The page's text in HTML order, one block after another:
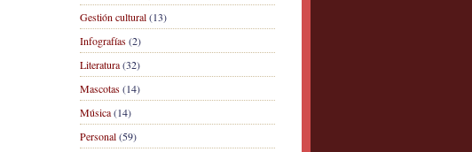
Gestión cultural(13)
Infografías(2)
Literatura(32)
Mascotas(14)
Música(14)
Personal(59)